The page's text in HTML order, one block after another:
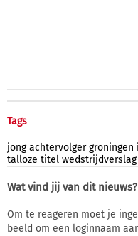
Tags
jong achtervolger groningen
talloze titel wedstrijdverslag
Wat vind jij van dit nieuws?
Om te reageren moet je
beeld om een loginnaam